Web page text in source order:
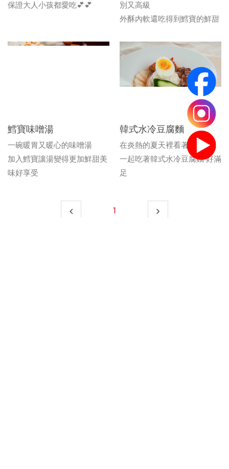
保證大人小孩都愛吃💕💕
別又高級
外酥內軟還吃得到鱈寶的鮮甜
鱈寶味噌湯
一碗暖胃又暖心的味噌湯
加入鱈寶讓湯變得更加鮮甜美
味好享受
韓式水冷豆腐麵
在炎熱的夏天裡看著韓劇
一起吃著韓式水冷豆腐麵 好滿
足